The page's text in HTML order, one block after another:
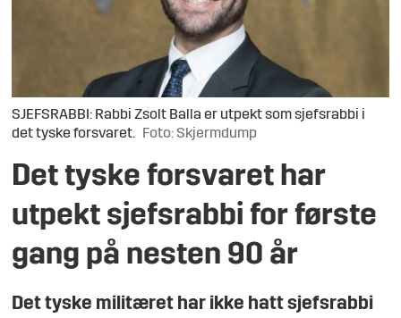
SJEFSRABBI: Rabbi Zsolt Balla er utpekt som sjefsrabbi i
det tyske forsvaret.
Foto: Skjermdump
Det tyske forsvaret har
utpekt sjefsrabbi for første
gang på nesten 90 år
Det tyske militæret har ikke hatt sjefsrabbi